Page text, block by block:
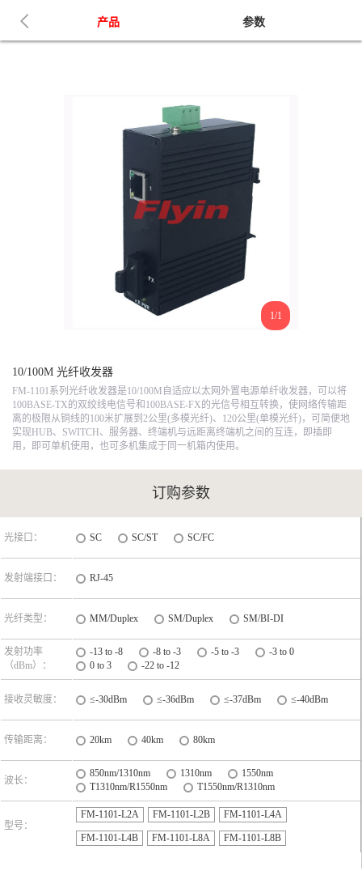
产品 参数
1/1
10/100M 光纤收发器
FM-1101系列光纤收发器是10/100M自适应以太网外置电源单纤收发器，可以将
100BASE-TX的双绞线电信号和100BASE-FX的光信号相互转换，使网络传输距
离的极限从铜线的100米扩展到2公里(多模光纤)、120公里(单模光纤)，可简便地
实现HUB、SWITCH、服务器、终端机与远距离终端机之间的互连，即插即
用，即可单机使用，也可多机集成于同一机箱内使用。
订购参数
光接口： SC SC/ST SC/FC
发射端接口： RJ-45
光纤类型： MM/Duplex SM/Duplex SM/BI-DI
发射功率
（dBm）：
-13 to -8 -8 to -3 -5 to -3
-3 to 0
0 to 3
-22 to -12
接收灵敏度： ≤-30dBm ≤-36dBm ≤-37dBm ≤-40dBm
传输距离： 20km 40km 80km
波长：
850nm/1310nm 1310nm
1550nm
T1310nm/R1550nm
T1550nm/R1310nm
型号：
FM-1101-L2A FM-1101-L2B FM-1101-L4A
FM-1101-L4B FM-1101-L8A FM-1101-L8B